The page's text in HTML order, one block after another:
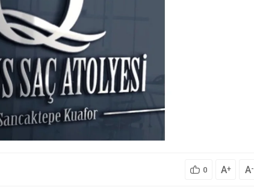
0 A+ A-